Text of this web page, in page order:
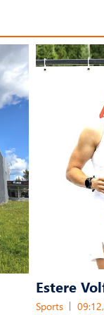
Estere
Sports